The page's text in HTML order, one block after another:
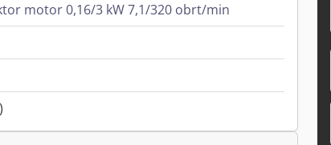
motor 0,16/3 kW 7,1/320 obrt/min